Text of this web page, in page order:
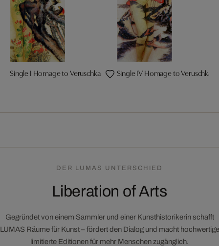
Single I Homage to Veruschka Single IV Homage to Veruschka
DER LUMAS UNTERSCHIED
Liberation of Arts
Gegründet von einem Sammler und einer Kunsthistorikerin schafft
LUMAS Räume für Kunst – fördert den Dialog und macht hochwertige
limitierte Editionen für mehr Menschen zugänglich.